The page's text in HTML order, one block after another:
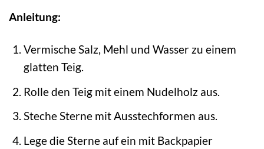
Anleitung:
Vermische Salz, Mehl und Wasser zu einem
glatten Teig.
Rolle den Teig mit einem Nudelholz aus.
Steche Sterne mit Ausstechformen aus.
Lege die Sterne auf ein mit Backpapier